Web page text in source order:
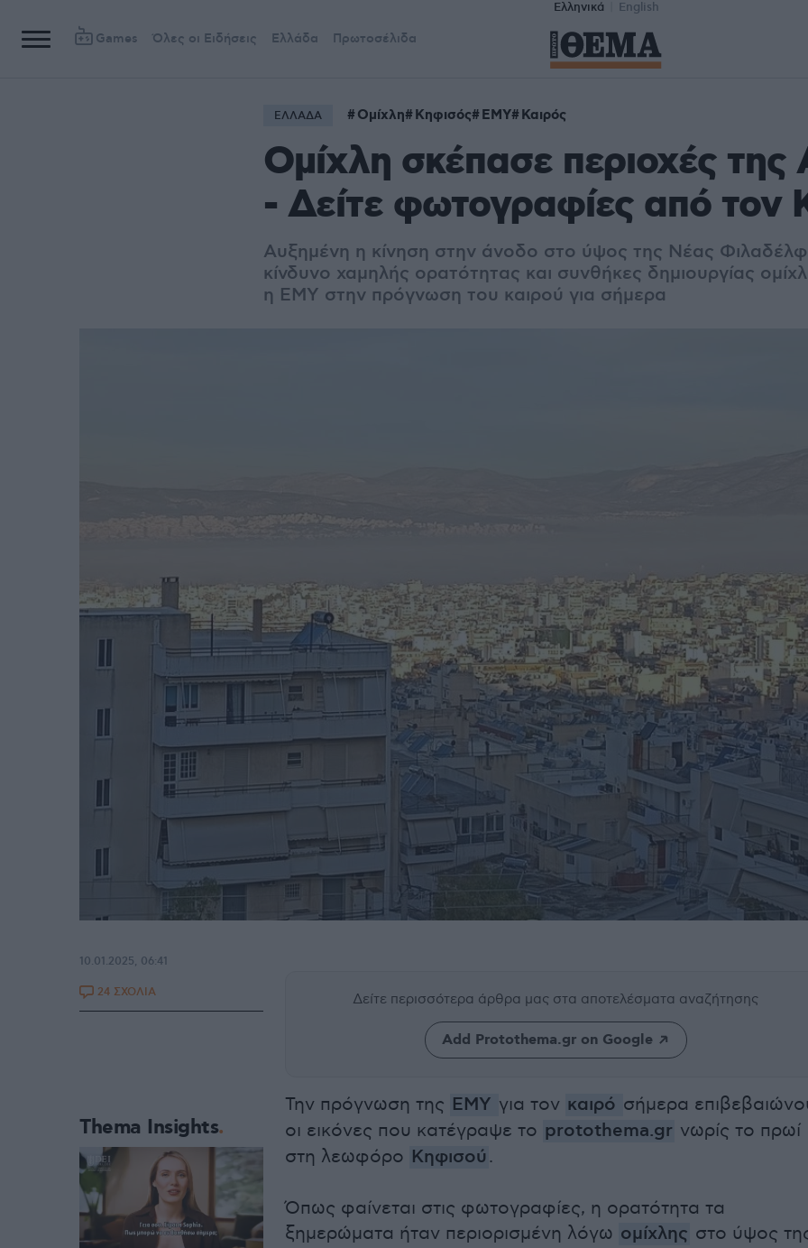
Ελληνικά English
Games Όλες οι Ειδήσεις Ελλάδα Πρωτοσέλιδα
ΕΛΛΑΔΑ Ομίχλη Κηφισός ΕΜΥ Καιρός
Ομίχλη σκέπασε περιοχές της
- Δείτε φωτογραφίες από τον
Αυξημένη η κίνηση στην άνοδο στο ύψος της Νέας
κίνδυνο χαμηλής ορατότητας και συνθήκες δημιουργίας
η ΕΜΥ στην πρόγνωση του καιρού για σήμερα
Δείτε περισσότερα άρθρα μας στα αποτελέσματα αναζήτησης
Add Protothema.gr on Google
Την πρόγνωση της ΕΜΥ για τον καιρό σήμερα
οι εικόνες που κατέγραψε το protothema.gr νωρίς το πρωί
στη λεωφόρο Κηφισού.
Όπως φαίνεται στις φωτογραφίες, η ορατότητα τα
ξημερώματα ήταν περιορισμένη λόγω ομίχλης στο ύψος
10.01.2025, 06:41
24 ΣΧΟΛΙΑ
Thema Insights